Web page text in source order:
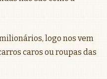
logo nos vem
caros ou roupas das